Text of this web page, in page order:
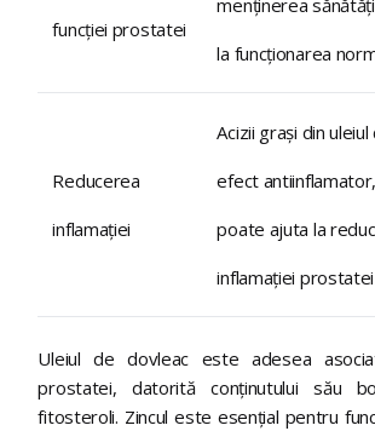
funcției prostatei
la funcționarea
Reducerea
inflamației
Acizii grași din
efect
poate ajuta la
inflamației prostatei
Uleiul de dovleac este adesea
prostatei, datorită conținutului său
fitosteroli. Zincul este esențial pentru